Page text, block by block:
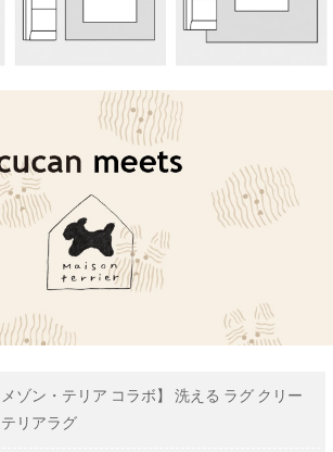
メゾン・テリア コラボ】 洗える ラグ クリー
テリアラグ